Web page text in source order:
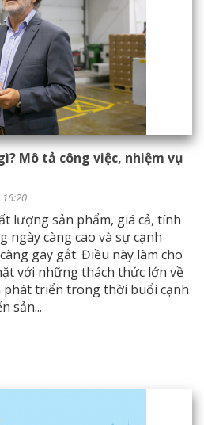
Mô tả công việc, nhiệm vụ
16:20
lượng sản phẩm, giá cả, tính
càng cao và sự cạnh
gay gắt. Điều này làm cho
với những thách thức lớn về
phát triển trong thời buổi cạnh
sản...